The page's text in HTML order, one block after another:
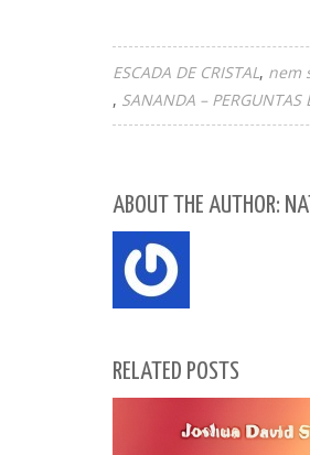
ESCADA DE CRISTAL nem
SANANDA –
ABOUT THE AUTHOR:
RELATED POSTS